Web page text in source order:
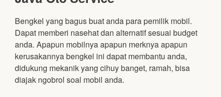
Bengkel yang bagus buat anda para pemilik mobil.
Dapat memberi nasehat dan alternatif sesuai budget
anda. Apapun mobilnya apapun merknya apapun
kerusakannya bengkel ini dapat membantu anda,
didukung mekanik yang cihuy banget, ramah, bisa
diajak ngobrol soal mobil anda.